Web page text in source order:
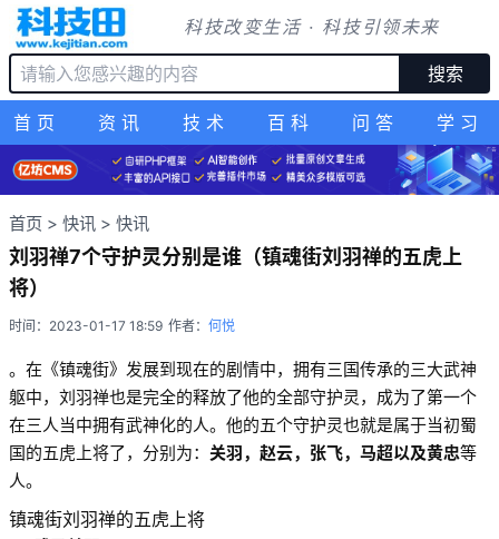
科技改变生活 · 科技引领未来
搜索
首页 资讯 技术 百科 问答 学习
首页 > 快讯 > 快讯
刘羽禅7个守护灵分别是谁（镇魂街刘羽禅的五虎上
将）
时间：2023-01-17 18:59 作者： 何悦
。在《镇魂街》发展到现在的剧情中，拥有三国传承的三大武神
躯中，刘羽禅也是完全的释放了他的全部守护灵，成为了第一个
在三人当中拥有武神化的人。他的五个守护灵也就是属于当初蜀
国的五虎上将了，分别为： 关羽，赵云，张飞，马超以及黄忠等
人。
镇魂街刘羽禅的五虎上将